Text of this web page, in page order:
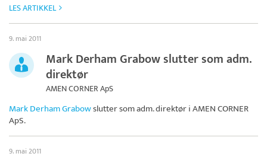
LES ARTIKKEL
9. mai 2011
Mark Derham Grabow slutter som adm.
direktør
AMEN CORNER ApS
Mark Derham Grabowslutter som adm. direktør iAMEN CORNER
ApS.
9. mai 2011